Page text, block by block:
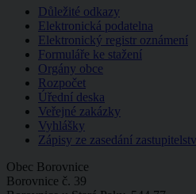
Důležité odkazy
Elektronická podatelna
Elektronický registr oznámení
Formuláře ke stažení
Orgány obce
Rozpočet
Úřední deska
Veřejné zakázky
Vyhlášky
Zápisy ze zasedání
Obec Borovnice
Borovnice č. 39